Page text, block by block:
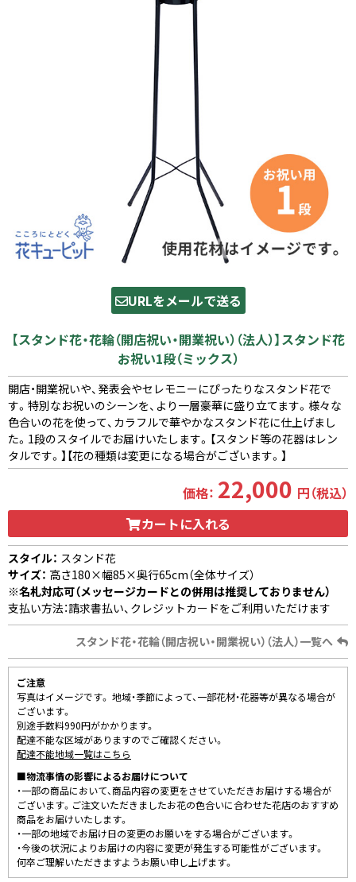
URLをメールで送る
【スタンド花・花輪（開店祝い・開業祝い）（法人）】スタンド花
お祝い1段（ミックス）
開店・開業祝いや、発表会やセレモニーにぴったりなスタンド花で
す。特別なお祝いのシーンを、より一層豪華に盛り立てます。様々な
色合いの花を使って、カラフルで華やかなスタンド花に仕上げまし
た。1段のスタイルでお届けいたします。【スタンド等の花器はレン
タルです。】【花の種類は変更になる場合がございます。】
価格： 22,000 円（税込）
カートに入れる
スタイル： スタンド花
サイズ： 高さ180×幅85×奥行65cm（全体サイズ）
※名札対応可（メッセージカードとの併用は推奨しておりません）
支払い方法：請求書払い、クレジットカードをご利用いただけます
スタンド花・花輪（開店祝い・開業祝い）（法人）一覧へ
ご注意
写真はイメージです。 地域・季節によって、一部花材・花器等が異なる場合が
ございます。
別途手数料990円がかかります。
配達不能な区域がありますのでご確認ください。
配達不能地域一覧はこちら
■物流事情の影響によるお届けについて
・一部の商品において、商品内容の変更をさせていただきお届けする場合が
ございます。ご注文いただきましたお花の色合いに合わせた花店のおすすめ
商品をお届けいたします。
・一部の地域でお届け日の変更のお願いをする場合がございます。
・今後の状況によりお届けの内容に変更が発生する可能性がございます。
何卒ご理解いただきますようお願い申し上げます。